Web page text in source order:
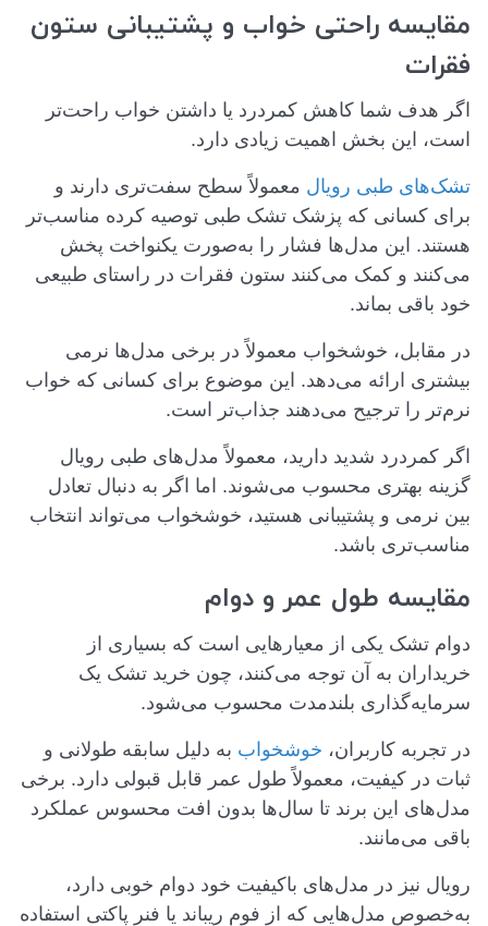
مقایسه راحتی خواب و پشتیبانی ستون
فقرات
اگر هدف شما کاهش کمردرد یا داشتن خواب راحت‌تر
است، این بخش اهمیت زیادی دارد.
تشک‌های طبی رویال معمولاً سطح سفت‌تری دارند و
برای کسانی که پزشک تشک طبی توصیه کرده مناسب‌تر
هستند. این مدل‌ها فشار را به‌صورت یکنواخت پخش
می‌کنند و کمک می‌کنند ستون فقرات در راستای طبیعی
خود باقی بماند.
در مقابل، خوشخواب معمولاً در برخی مدل‌ها نرمی
بیشتری ارائه می‌دهد. این موضوع برای کسانی که خواب
نرم‌تر را ترجیح می‌دهند جذاب‌تر است.
اگر کمردرد شدید دارید، معمولاً مدل‌های طبی رویال
گزینه بهتری محسوب می‌شوند. اما اگر به دنبال تعادل
بین نرمی و پشتیبانی هستید، خوشخواب می‌تواند انتخاب
مناسب‌تری باشد.
مقایسه طول عمر و دوام
دوام تشک یکی از معیارهایی است که بسیاری از
خریداران به آن توجه می‌کنند، چون خرید تشک یک
سرمایه‌گذاری بلندمدت محسوب می‌شود.
در تجربه کاربران، خوشخواب به دلیل سابقه طولانی و
ثبات در کیفیت، معمولاً طول عمر قابل قبولی دارد. برخی
مدل‌های این برند تا سال‌ها بدون افت محسوس عملکرد
باقی می‌مانند.
رویال نیز در مدل‌های باکیفیت خود دوام خوبی دارد،
به‌خصوص مدل‌هایی که از فوم ریباند یا فنر پاکتی استفاده